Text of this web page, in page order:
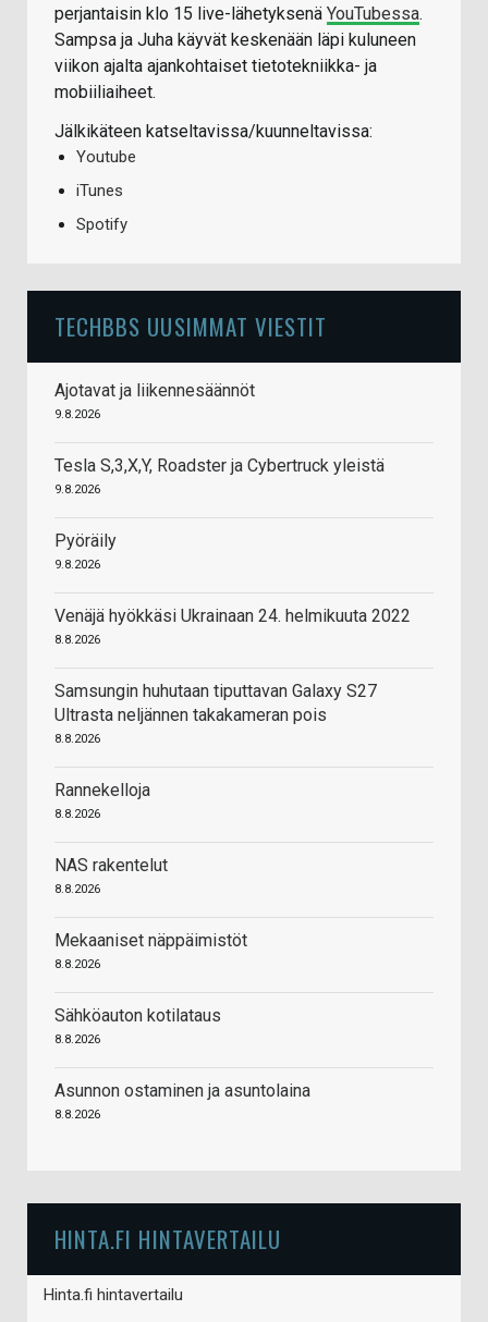
perjantaisin klo 15 live-lähetyksenä YouTubessa.
Sampsa ja Juha käyvät keskenään läpi kuluneen
viikon ajalta ajankohtaiset tietotekniikka- ja
mobiiliaiheet.
Jälkikäteen katseltavissa/kuunneltavissa:
Youtube
iTunes
Spotify
TECHBBS UUSIMMAT VIESTIT
Ajotavat ja liikennesäännöt
9.8.2026
Tesla S,3,X,Y, Roadster ja Cybertruck yleistä
9.8.2026
Pyöräily
9.8.2026
Venäjä hyökkäsi Ukrainaan 24. helmikuuta 2022
8.8.2026
Samsungin huhutaan tiputtavan Galaxy S27
Ultrasta neljännen takakameran pois
8.8.2026
Rannekelloja
8.8.2026
NAS rakentelut
8.8.2026
Mekaaniset näppäimistöt
8.8.2026
Sähköauton kotilataus
8.8.2026
Asunnon ostaminen ja asuntolaina
8.8.2026
HINTA.FI HINTAVERTAILU
Hinta.fi hintavertailu